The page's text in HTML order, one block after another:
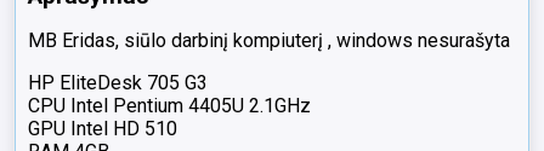
MB Eridas, siūlo darbinį kompiuterį , windows nesurašyta
HP EliteDesk 705 G3
CPU Intel Pentium 4405U 2.1GHz
GPU Intel HD 510